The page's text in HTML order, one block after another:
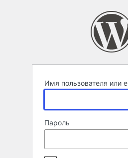
Имя пользователя или
Пароль